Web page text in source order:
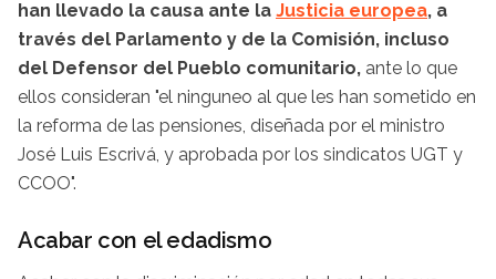
han llevado la causa ante la Justicia europea, a
través del Parlamento y de la Comisión, incluso
del Defensor del Pueblo comunitario, ante lo que
ellos consideran "el ninguneo al que les han sometido en
la reforma de las pensiones, diseñada por el ministro
José Luis Escrivá, y aprobada por los sindicatos UGT y
CCOO".
Acabar con el edadismo